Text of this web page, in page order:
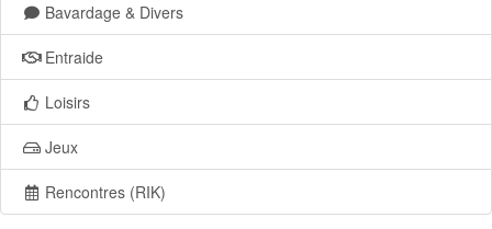
Bavardage & Divers
Entraide
Loisirs
Jeux
Rencontres (RIK)